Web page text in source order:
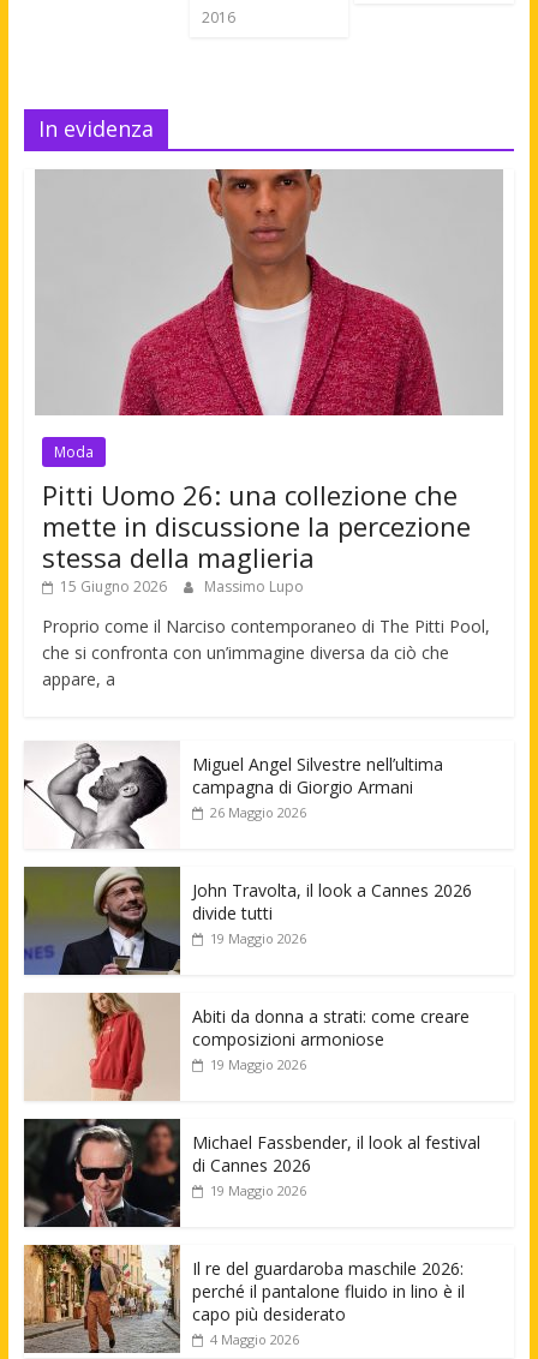
2016
In evidenza
Moda
Pitti Uomo 26: una collezione che
mette in discussione la percezione
stessa della maglieria
15 Giugno 2026 Massimo Lupo
Proprio come il Narciso contemporaneo di The Pitti Pool,
che si confronta con un’immagine diversa da ciò che
appare, a
Miguel Angel Silvestre nell’ultima
campagna di Giorgio Armani
26 Maggio 2026
John Travolta, il look a Cannes 2026
divide tutti
19 Maggio 2026
Abiti da donna a strati: come creare
composizioni armoniose
19 Maggio 2026
Michael Fassbender, il look al festival
di Cannes 2026
19 Maggio 2026
Il re del guardaroba maschile 2026:
perché il pantalone fluido in lino è il
capo più desiderato
4 Maggio 2026